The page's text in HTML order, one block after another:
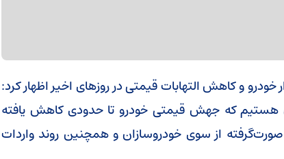
خودرو و کاهش التهابات قیمتی در روزهای اخیر اظهار کرد:
که جهش قیمتی خودرو تا حدودی کاهش یافته
از سوی خودروسازان و همچنین روند واردات